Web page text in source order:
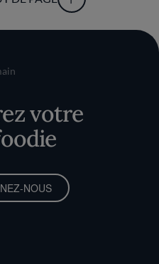
votre
NOUS